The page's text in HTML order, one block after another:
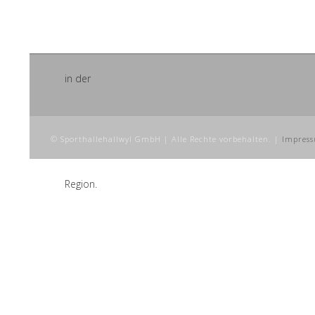
© Sporthallehallwyl GmbH | Alle Rechte vorbehalten. |